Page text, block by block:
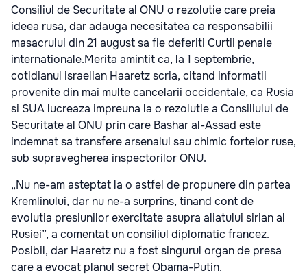
Consiliul de Securitate al ONU o rezolutie care preia
ideea rusa, dar adauga necesitatea ca responsabilii
masacrului din 21 august sa fie deferiti Curtii penale
internationale.Merita amintit ca, la 1 septembrie,
cotidianul israelian Haaretz scria, citand informatii
provenite din mai multe cancelarii occidentale, ca Rusia
si SUA lucreaza impreuna la o rezolutie a Consiliului de
Securitate al ONU prin care Bashar al-Assad este
indemnat sa transfere arsenalul sau chimic fortelor ruse,
sub supravegherea inspectorilor ONU.
„Nu ne-am asteptat la o astfel de propunere din partea
Kremlinului, dar nu ne-a surprins, tinand cont de
evolutia presiunilor exercitate asupra aliatului sirian al
Rusiei”, a comentat un consiliul diplomatic francez.
Posibil, dar Haaretz nu a fost singurul organ de presa
care a evocat planul secret Obama-Putin.